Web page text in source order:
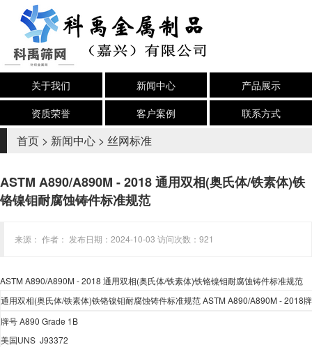
关于我们 新闻中心
产品展示
资质荣誉
客户案例 联系方式
首页 > 新闻中心 > 丝网标准
ASTM A890/A890M - 2018 通用双相(奥氏体/铁素体)铁
铬镍钼耐腐蚀铸件标准规范
来源： 作者： 发布日期：2024-10-03 访问次数：921
ASTM A890/A890M - 2018 通用双相(奥氏体/铁素体)铁铬镍钼耐腐蚀铸件标准规范
通用双相(奥氏体/铁素体)铁铬镍钼耐腐蚀铸件标准规范ASTM A890/A890M - 2018
牌号A890 Grade 1B
美国UNS J93372